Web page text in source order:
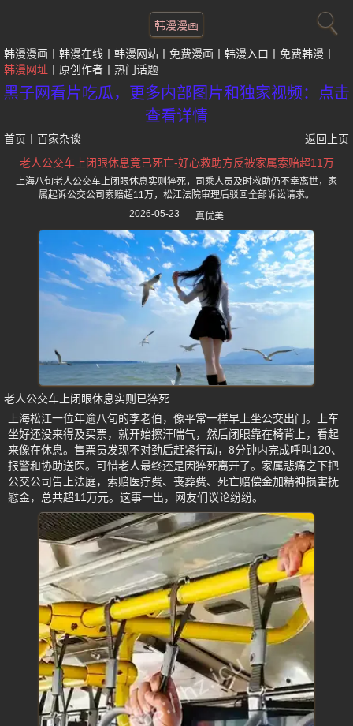
韩漫漫画
韩漫漫画 韩漫在线 韩漫网站 免费漫画 韩漫入口
免费韩漫
韩漫网址
原创作者 热门话题
黑子网看片吃瓜，更多内部图片和独家视频：点击
查看详情
首页 百家杂谈
返回上页
老人公交车上闭眼休息竟已死亡-好心救助方反被家属索赔超11万
上海八旬老人公交车上闭眼休息实则猝死，司乘人员及时救助仍不幸离世，家
属起诉公交公司索赔超11万，松江法院审理后驳回全部诉讼请求。
2026-05-23
真优美
老人公交车上闭眼休息实则已猝死
上海松江一位年逾八旬的李老伯，像平常一样早上坐公交出门。上车
坐好还没来得及买票，就开始擦汗喘气，然后闭眼靠在椅背上，看起
来像在休息。售票员发现不对劲后赶紧行动，8分钟内完成呼叫120、
报警和协助送医。可惜老人最终还是因猝死离开了。家属悲痛之下把
公交公司告上法庭，索赔医疗费、丧葬费、死亡赔偿金加精神损害抚
慰金，总共超11万元。这事一出，网友们议论纷纷。